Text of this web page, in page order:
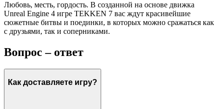
Любовь, месть, гордость. В созданной на основе движка
Unreal Engine 4 игре TEKKEN 7 вас ждут красивейшие
сюжетные битвы и поединки, в которых можно сражаться как
с друзьями, так и соперниками.
Вопрос – ответ
Как доставляете игру?